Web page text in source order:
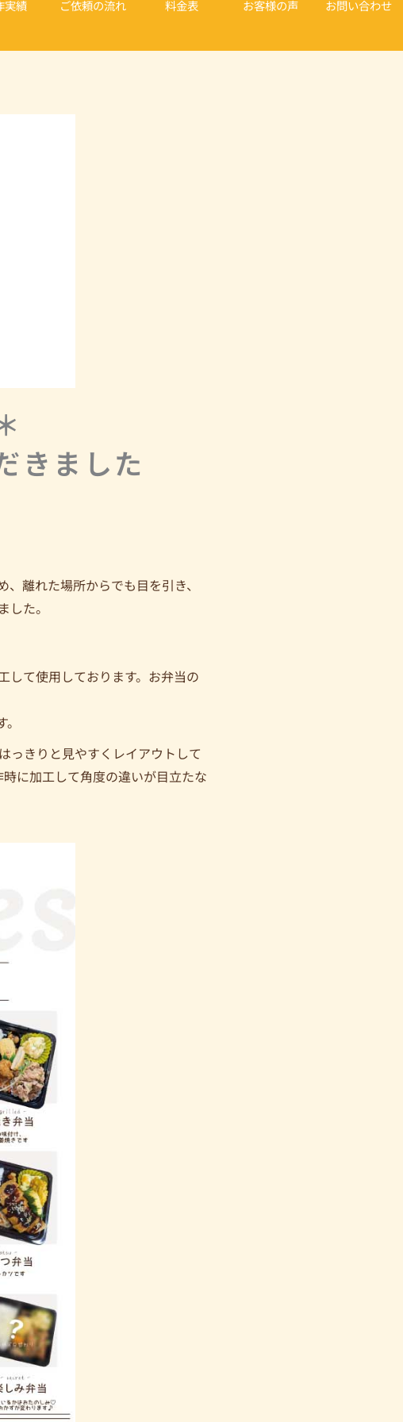
実績 ご依頼の流れ 料金表 お客様の声 お問い合わせ
きました
離れた場所からでも目を引き、
た。
して使用しております。お弁当の
っきりと見やすくレイアウトして
に加工して角度の違いが目立たな